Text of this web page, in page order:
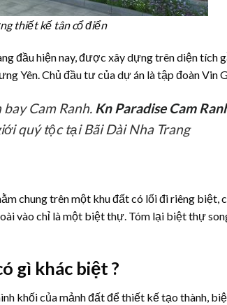
thiết kế tân cổ điển
đầu hiện nay, được xây dựng trên diện tích
Yên. Chủ đầu tư của dự án là tập đoàn Vin
Cam Ranh. Kn Paradise Cam
quý tộc tại Bãi Dài Nha Trang
chung trên một khu đất có lối đi riêng biệt,
vào chỉ là một biệt thự. Tóm lại biệt thự
gì khác biệt ?
khối của mảnh đất để thiết kế tạo thành,